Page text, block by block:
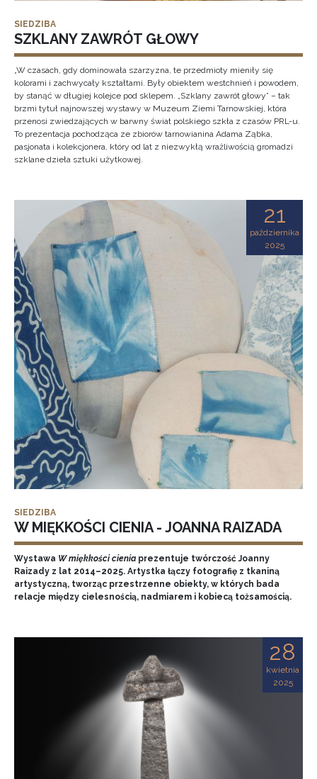
SIEDZIBA
SZKLANY ZAWRÓT GŁOWY
„W czasach, gdy dominowała szarzyzna, te przedmioty mieniły się
kolorami i zachwycały kształtami. Były obiektem westchnień i powodem,
by stanąć w długiej kolejce pod sklepem. „Szklany zawrót głowy” – tak
brzmi tytuł najnowszej wystawy w Muzeum Ziemi Tarnowskiej, która
przenosi zwiedzających w barwny świat polskiego szkła z czasów PRL-u.
To prezentacja pochodząca ze zbiorów tarnowianina Adama Ząbka,
pasjonata i kolekcjonera, który od lat z niezwykłą wrażliwością gromadzi
szklane dzieła sztuki użytkowej.
21
października
2025
SIEDZIBA
W MIĘKKOŚCI CIENIA - JOANNA RAIZADA
Wystawa W miękkości cieniaprezentuje twórczość Joanny
Raizady z lat 2014–2025. Artystka łączy fotografię z tkaniną
artystyczną, tworząc przestrzenne obiekty, w których bada
relacje między cielesnością, nadmiarem i kobiecą tożsamością.
28
kwietnia
2025